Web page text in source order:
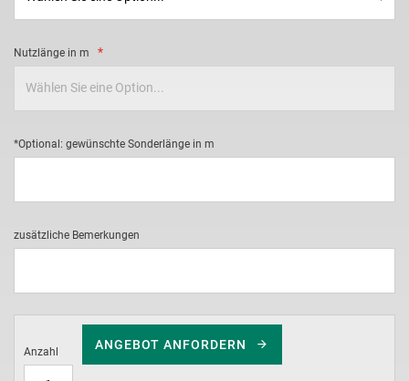
Nutzlänge in m
*Optional: gewünschte Sonderlänge in m
zusätzliche Bemerkungen
Anzahl
ANGEBOT ANFORDERN